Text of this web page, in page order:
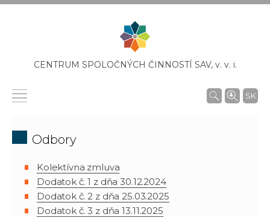
CENTRUM SPOLOČNÝCH ČINNOSTÍ SAV, v. v. i.
SK
Odbory
Kolektívna zmluva
Dodatok č. 1 z dňa 30.12.2024
Dodatok č. 2 z dňa 25.03.2025
Dodatok č. 3 z dňa 13.11.2025